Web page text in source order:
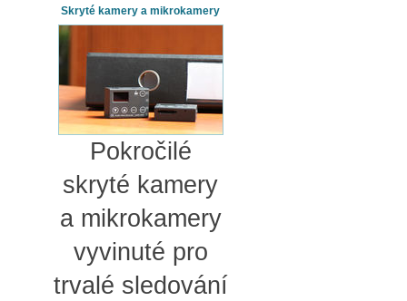
Skryté kamery a mikrokamery
Pokročilé
skryté kamery
a mikrokamery
vyvinuté pro
trvalé sledování